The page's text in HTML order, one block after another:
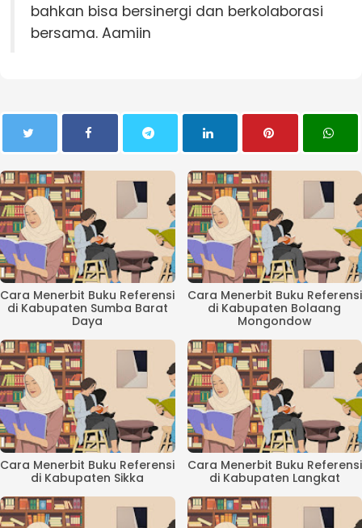
bahkan bisa bersinergi dan berkolaborasi
bersama. Aamiin
Cara Menerbit Buku Referensi
di Kabupaten Sumba Barat
Daya
Cara Menerbit Buku Referensi
di Kabupaten Bolaang
Mongondow
Cara Menerbit Buku Referensi
di Kabupaten Sikka
Cara Menerbit Buku Referensi
di Kabupaten Langkat